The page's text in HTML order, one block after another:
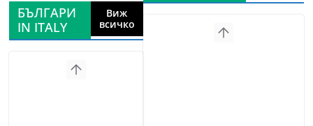
БЪЛГАРИ
IN ITALY
Виж
всичко